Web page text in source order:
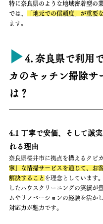
特に奈良県のような地域密着型の
では、
「地元での信頼度」が重要
ます。
▶︎ 4. 奈良県で利用
カのキッチン掃除サ
は？
4.1 丁寧で安価、そして誠
れる理由
奈良県桜井市に拠点を構えるクピカ
寧」な清掃サービスを通じて、お
解決すること を理念としています
したハウスクリーニングの実績が
ムやリノベーションの経験を活か
対応力が魅力です。